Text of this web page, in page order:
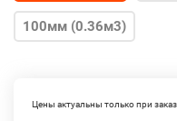
100мм (0.36м3)
Цены актуальны только при